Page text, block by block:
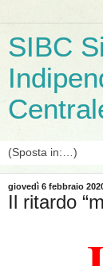
SIBC
giovedì 6 febbraio
Il ritardo